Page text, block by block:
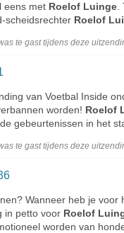
eens met Roelof Luinge
scheidsrechter Roelof
te gasttijdens deze
van Voetbal Inside
worden! Roelof
gebeurtenissen in het
te gasttijdens deze
Wanneer heb je
in petto voor Roelof
worden van